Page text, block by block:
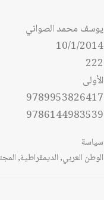
خلال
من
خلال
يوسف محمد الصواني
10/1/2014
222
الأولى
9789953826417
9786144983539
سياسة
الوطن العربي,الديمقراطية,